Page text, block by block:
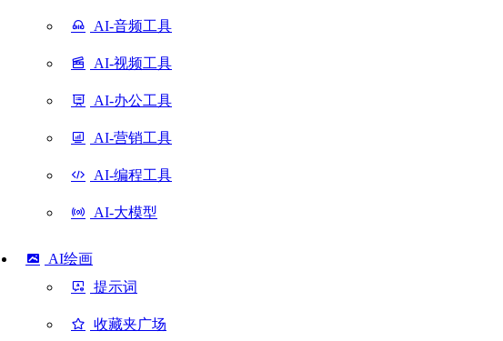
AI-音频工具
AI-视频工具
AI-办公工具
AI-营销工具
AI-编程工具
AI-大模型
AI绘画
提示词
收藏夹广场